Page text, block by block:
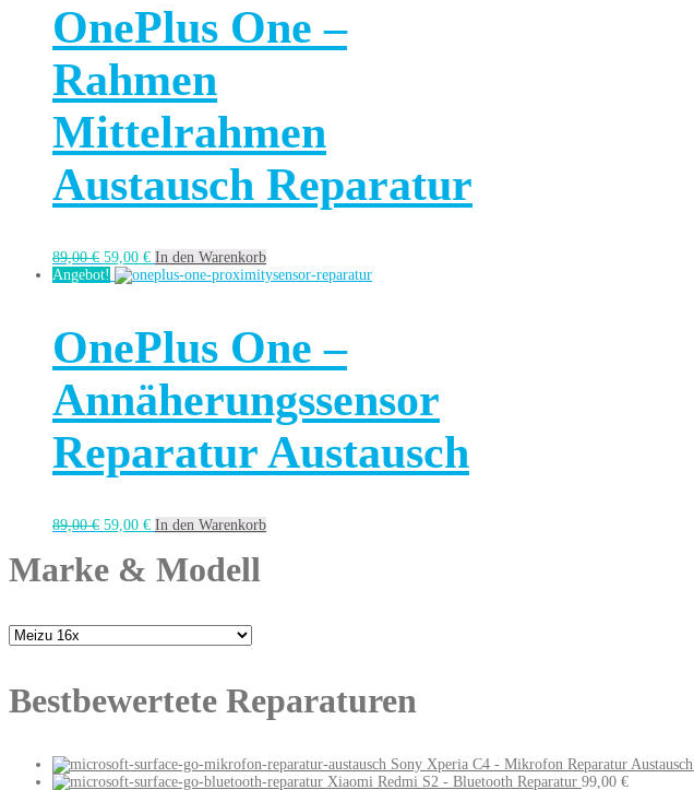
OnePlus One –
Rahmen
Mittelrahmen
Austausch Reparatur
89,00€ 59,00 € In den Warenkorb
Angebot!
OnePlus One –
Annäherungssensor
Reparatur Austausch
89,00€ 59,00 € In den Warenkorb
Marke & Modell
Bestbewertete Reparaturen
Sony Xperia C4 - Mikrofon Reparatur Austausch
Xiaomi Redmi S2 - Bluetooth Reparatur 99,00 €